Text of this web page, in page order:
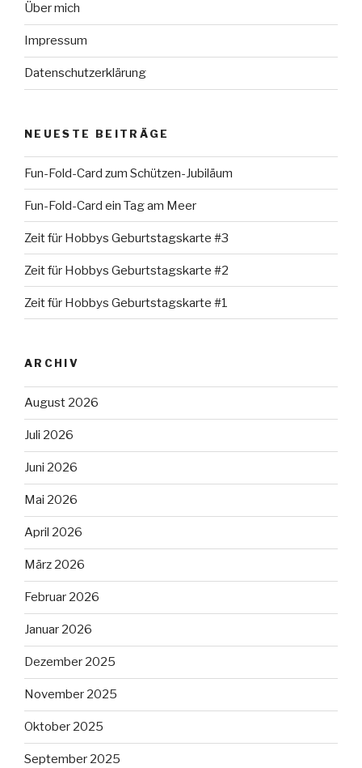
Über mich
Impressum
Datenschutzerklärung
NEUESTE BEITRÄGE
Fun-Fold-Card zum Schützen-Jubiläum
Fun-Fold-Card ein Tag am Meer
Zeit für Hobbys Geburtstagskarte #3
Zeit für Hobbys Geburtstagskarte #2
Zeit für Hobbys Geburtstagskarte #1
ARCHIV
August 2026
Juli 2026
Juni 2026
Mai 2026
April 2026
März 2026
Februar 2026
Januar 2026
Dezember 2025
November 2025
Oktober 2025
September 2025